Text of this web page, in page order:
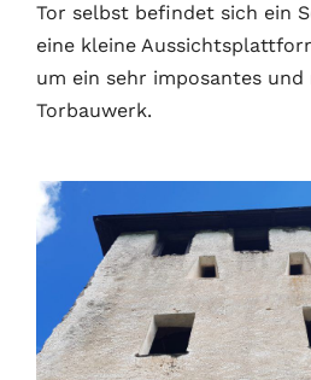
Tor selbst befindet sich ein
eine kleine
um ein sehr imposantes
Torbauwerk.